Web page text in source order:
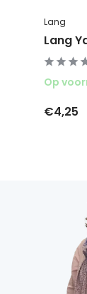
Lang
Lang
Op
€4,25